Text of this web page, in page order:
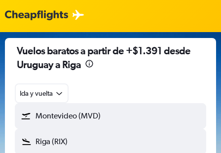
Vuelos baratos a partir de +$1.391 desde
Uruguay a Riga
Ida y vuelta
Montevideo (MVD)
Riga (RIX)